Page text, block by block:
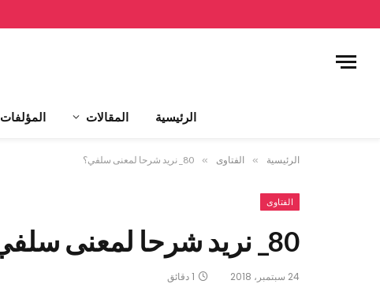
الرئيسية المقالات المؤلفات
الرئيسية » الفتاوى » 80_ نريد شرحا لمعنى سلفي؟
الفتاوى
80_ نريد شرحا لمعنى سلفي؟
24 سبتمبر، 2018 1 دقائق